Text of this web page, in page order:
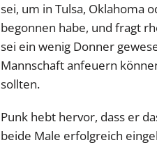
sei, um in Tulsa, Oklahoma
begonnen habe, und fragt
sei ein wenig Donner
Mannschaft anfeuern
sollten.
Punk hebt hervor, dass er
beide Male erfolgreich